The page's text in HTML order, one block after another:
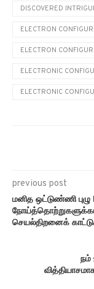
DISCOVERED
ELECTRON
ELECTRON
ELECTRONIC
ELECTRONIC
previous post
மனித ஒட்டுண்ணி
செயல்திறனைக்
நம்